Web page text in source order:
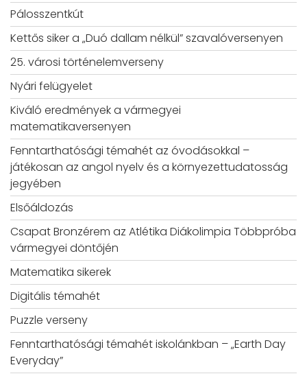
Pálosszentkút
Kettős siker a „Duó dallam nélkül” szavalóversenyen
25. városi történelemverseny
Nyári felügyelet
Kiváló eredmények a vármegyei
matematikaversenyen
Fenntarthatósági témahét az óvodásokkal –
játékosan az angol nyelv és a környezettudatosság
jegyében
Elsőáldozás
Csapat Bronzérem az Atlétika Diákolimpia Többpróba
vármegyei döntőjén
Matematika sikerek
Digitális témahét
Puzzle verseny
Fenntarthatósági témahét iskolánkban – „Earth Day
Everyday”